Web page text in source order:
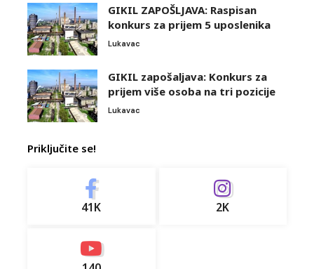
GIKIL ZAPOŠLJAVA: Raspisan
konkurs za prijem 5 uposlenika
Lukavac
GIKIL zapošaljava: Konkurs za
prijem više osoba na tri pozicije
Lukavac
Priključite se!
41K 2K